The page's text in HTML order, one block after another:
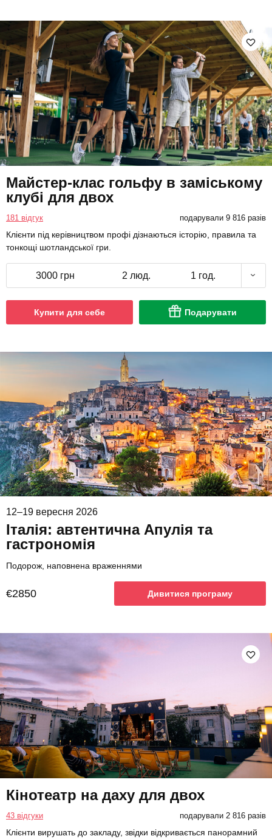
Майстер-клас гольфу в заміському
клубі для двох
181 відгук подарували 9 816 разів
Клієнти під керівництвом профі дізнаються історію, правила та
тонкощі шотландської гри.
3000 грн 2 люд. 1 год.
Купити для себе Подарувати
12–19 вересня 2026
Італія: автентична Апулія та
гастрономія
Подорож, наповнена враженнями
€2850 Дивитися програму
Кінотеатр на даху для двох
43 відгуки подарували 2 816 разів
Клієнти вирушать до закладу, звідки відкривається панорамний